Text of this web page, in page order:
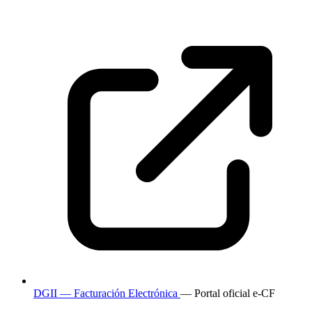
DGII — Facturación Electrónica — Portal oficial e-CF